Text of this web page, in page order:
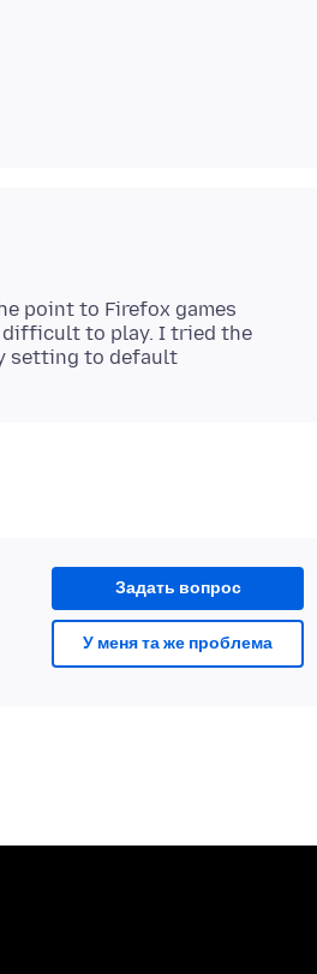
point to Firefox games
difficult to play. I tried the
Задать вопрос
У меня та же проблема